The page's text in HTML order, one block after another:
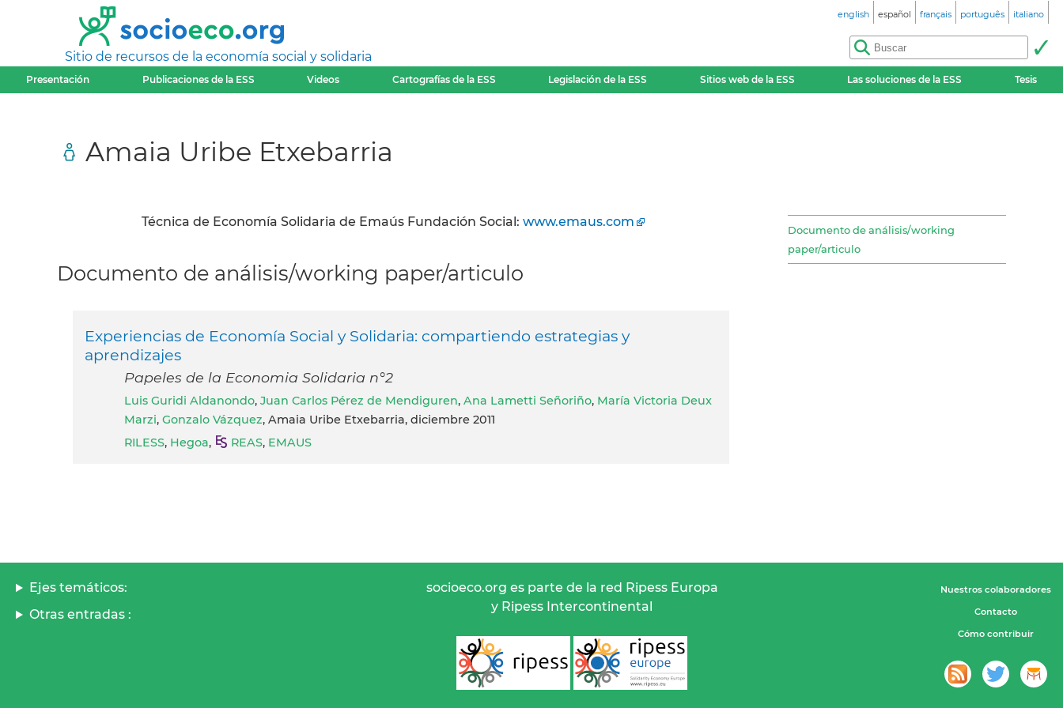
Sitio de recursos de la economía social y solidaria
english español français português italiano
Presentación Publicaciones de la ESS Videos Cartografías de la ESS Legislación de la ESS Sitios web de la ESS Las soluciones de la ESS Tesis
Amaia Uribe Etxebarria
Técnica de Economía Solidaria de Emaús Fundación Social: www.emaus.com
Documento de análisis/working
paper/articulo
Documento de análisis/working paper/articulo
Experiencias de Economía Social y Solidaria: compartiendo estrategias y
aprendizajes
Papeles de la Economia Solidaria n°2
Luis Guridi Aldanondo, Juan Carlos Pérez de Mendiguren, Ana Lametti Señoriño, María Victoria Deux
Marzi, Gonzalo Vázquez, Amaia Uribe Etxebarria, diciembre 2011
RILESS, Hegoa, REAS, EMAUS
Ejes temáticos:
Otras entradas :
socioeco.org es parte de la red Ripess Europa
y Ripess Intercontinental
Nuestros colaboradores
Contacto
Cómo contribuir